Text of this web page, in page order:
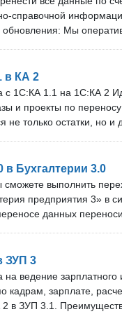
на своём сервере.
подключения нашего
под новые версии
зависит от
справочной
обновления: Мы
бесплатно
и мы договоримся об
в КА 2
с 1С:КА 1.1 на 1С:КА 2
и проекты по
не только остатки, но
раз, а потом
компаний успешно
решения!
решение под
на своём сервере.
подключения нашего
Бухгалтерии 3.0
выполнить
предприятия 3» в
данных
и обновления:
воспользовались
при
платы после
ЗУП 3
ведение зарплатного
кадрам, зарплате,
в ЗУП 3.1.